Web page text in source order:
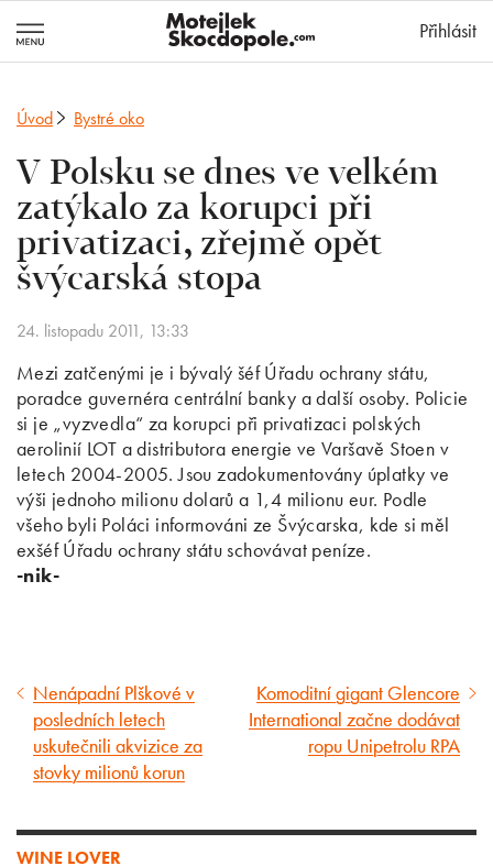
Přihlásit
Úvod Bystré oko
V Polsku se dnes ve velkém
zatýkalo za korupci při
privatizaci, zřejmě opět
švýcarská stopa
24. listopadu 2011, 13:33
Mezi zatčenými je i bývalý šéf Úřadu ochrany státu,
poradce guvernéra centrální banky a další osoby. Policie
si je „vyzvedla“ za korupci při privatizaci polských
aerolinií LOT a distributora energie ve Varšavě Stoen v
letech 2004-2005. Jsou zadokumentovány úplatky ve
výši jednoho milionu dolarů a 1,4 milionu eur. Podle
všeho byli Poláci informováni ze Švýcarska, kde si měl
exšéf Úřadu ochrany státu schovávat peníze.
-nik-
Předcházející
článek
Nenápadní Plškové v
posledních letech
uskutečnili akvizice za
stovky milionů korun
Následující
článek
Komoditní gigant Glencore
International začne dodávat
ropu Unipetrolu RPA
WINE LOVER